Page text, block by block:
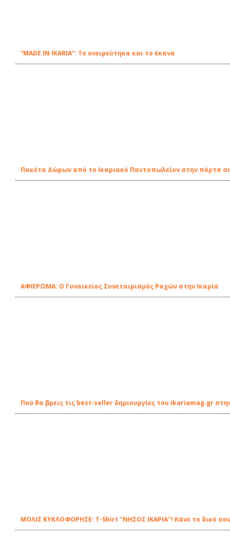
“MADE IN IKARIA”: Το ονειρεύτηκα και το έκανα
Πακέτα Δώρων από το Ικαριακό Παντοπωλείον στην πόρτα
ΑΦΙΕΡΩΜΑ: Ο Γυναικείος Συνεταιρισμός Ραχών στην Ικαρία
Πού θα βρεις τις best-seller δημιουργίες του ikariamag.gr
ΜΟΛΙΣ ΚΥΚΛΟΦΟΡΗΣΕ: Τ-Shirt "ΝΗΣΟΣ ΙΚΑΡΙΑ"! Κάνε το δικό